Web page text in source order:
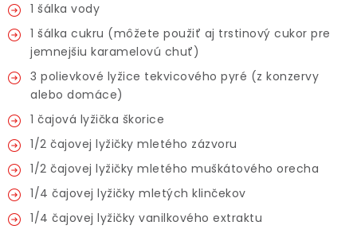
1 šálka vody
1 šálka cukru (môžete použiť aj trstinový cukor pre
jemnejšiu karamelovú chuť)
3 polievkové lyžice tekvicového pyré (z konzervy
alebo domáce)
1 čajová lyžička škorice
1/2 čajovej lyžičky mletého zázvoru
1/2 čajovej lyžičky mletého muškátového orecha
1/4 čajovej lyžičky mletých klinčekov
1/4 čajovej lyžičky vanilkového extraktu